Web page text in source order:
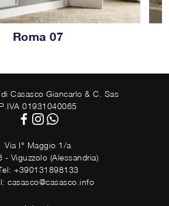
Roma 07
Casasco Giancarlo & C. Sas
P.IVA 01931040065
Via I° Maggio 1/a
- Viguzzolo (Alessandria)
+390131898133
casasco@casasco.info